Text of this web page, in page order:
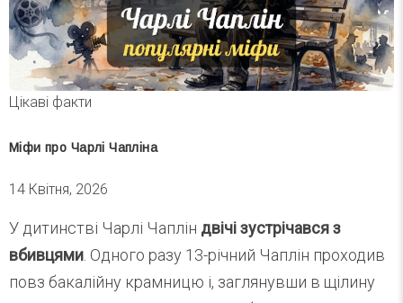
Цікаві факти
Міфи про Чарлі Чапліна
14 Квітня, 2026
У дитинстві Чарлі Чаплін двічі зустрічався з
вбивцями. Одного разу 13-річний Чаплін проходив
повз бакалійну крамницю і, заглянувши в щілину